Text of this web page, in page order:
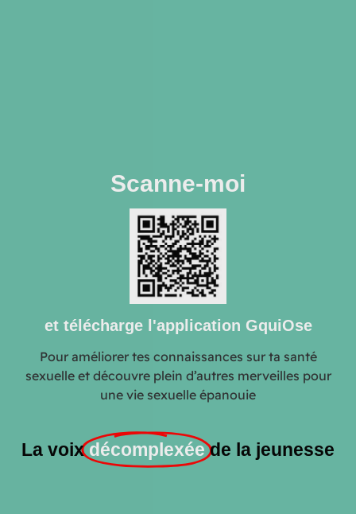
Scanne-moi
et télécharge l'application GquiOse
Pour améliorer tes connaissances sur ta santé
sexuelle et découvre plein d’autres merveilles pour
une vie sexuelle épanouie
La voixdécomplexée de la jeunesse